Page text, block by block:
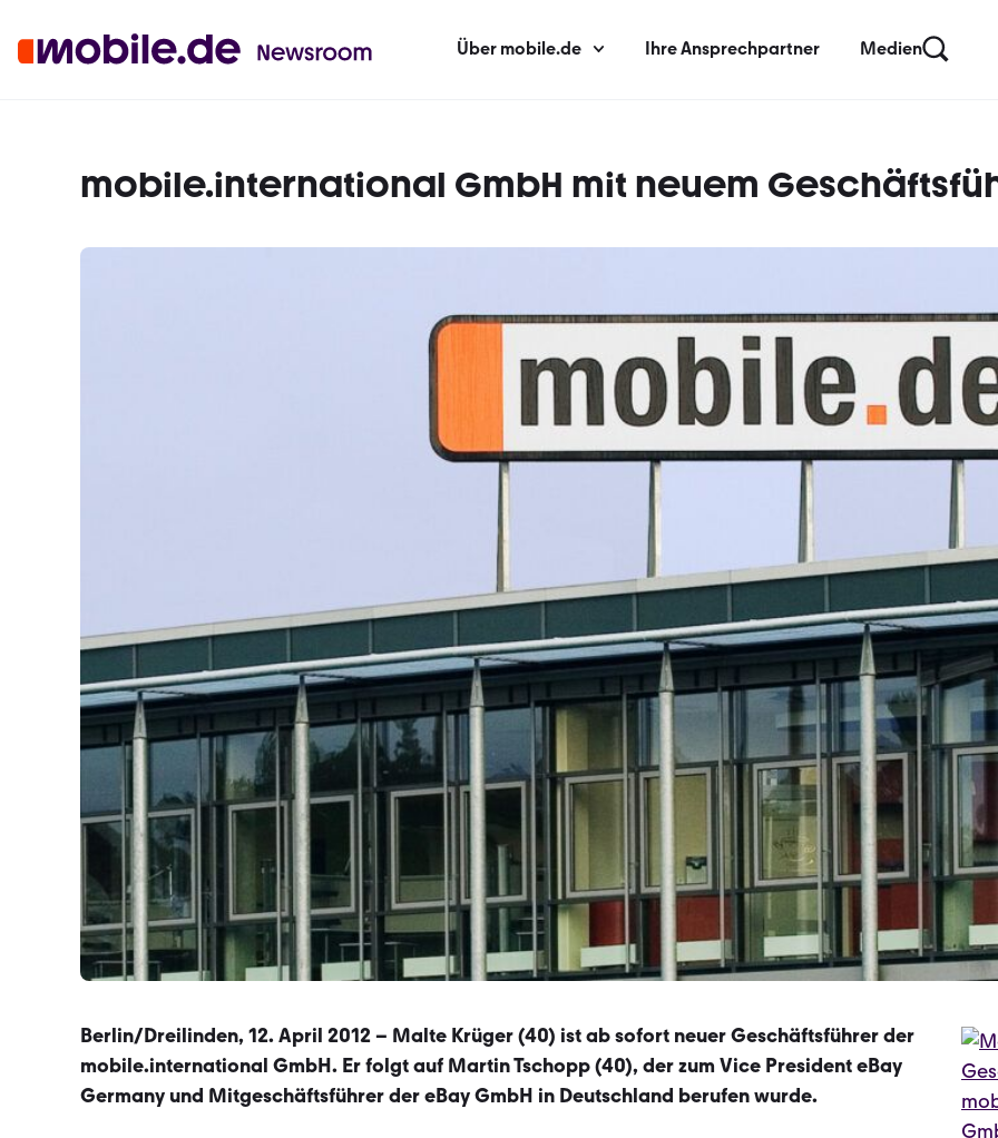
Über mobile.de Ihre Ansprechpartner Medien
mobile.international GmbH mit neuem
Berlin/Dreilinden, 12. April 2012 – Malte Krüger (40) ist ab sofort neuer Geschäftsführer der
mobile.international GmbH. Er folgt auf Martin Tschopp (40), der zum Vice President eBay
Germany und Mitgeschäftsführer der eBay GmbH in Deutschland berufen wurde.